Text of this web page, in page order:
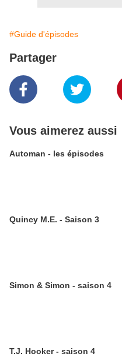
#Guide d'épisodes
Partager
Vous aimerez aussi
Automan - les épisodes
Quincy M.E. - Saison 3
Simon & Simon - saison 4
T.J. Hooker - saison 4